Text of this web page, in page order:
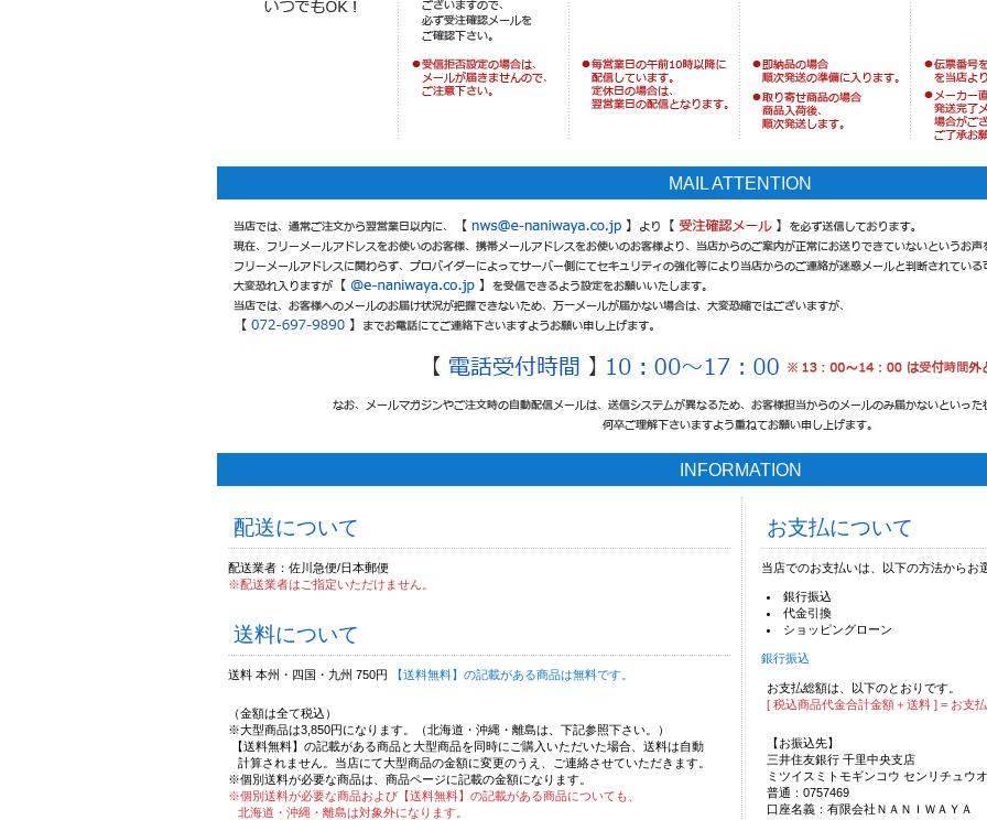
MAIL ATTENTION
INFORMATION
配送について
配送業者：佐川急便/日本郵便
※配送業者はご指定いただけません。
送料について
送料 本州・四国・九州 750円 【送料無料】の記載がある商品は無料です。
（金額は全て税込）
※大型商品は3,850円になります。（北海道・沖縄・離島は、下記参照下さい。）
【送料無料】の記載がある商品と大型商品を同時にご購入いただいた場合、送料は自動
計算されません。当店にて大型商品の金額に変更のうえ、ご連絡させていただきます。
※個別送料が必要な商品は、商品ページに記載の金額になります。
※個別送料が必要な商品および【送料無料】の記載がある商品についても、
北海道・沖縄・離島は対象外になります。
お支払について
当店でのお支払いは、以下の方法からお
銀行振込
代金引換
ショッピングローン
銀行振込
お支払総額は、以下のとおりです。
[ 税込商品代金合計金額＋送料 ] = お支
【お振込先】
三井住友銀行 千里中央支店
ミツイスミトモギンコウ センリチュウ
普通：0757469
口座名義：有限会社ＮＡＮＩＷＡＹＡ